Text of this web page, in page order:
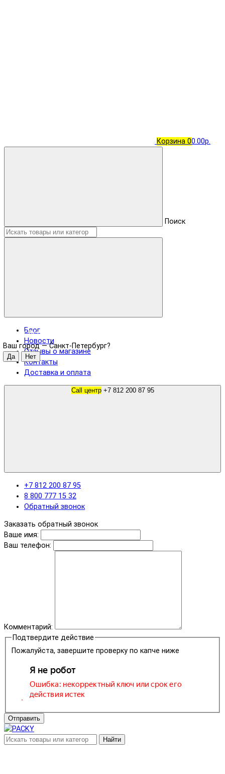
Корзина 00.00р.
Поиск
Санкт-Петербург
Ваш город —Санкт-Петербург?
Блог
Новости
Отзывы о магазине
Контакты
Доставка и оплата
Call центр +7 812 200 87 95
+7 812 200 87 95
8 800 777 15 32
Обратный звонок
Заказать обратный звонок
Ваше имя:
Ваш телефон:
Комментарий:
Подтвердите действие
Пожалуйста, завершите проверку по капче ниже
Отправить
Найти